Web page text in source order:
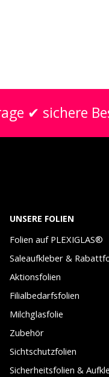
✔ sichere
UNSERE FOLIEN
Folien auf PLEXIGLAS®
Saleaufkleber &
Aktionsfolien
Filialbedarfsfolien
Milchglasfolie
Zubehör
Sichtschutzfolien
Sicherheitsfolien &